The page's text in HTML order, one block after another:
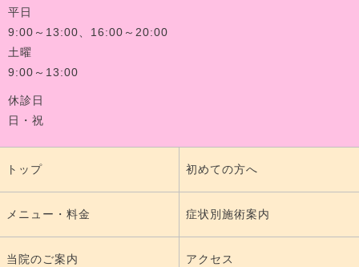
平日
9:00～13:00、16:00～20:00
土曜
9:00～13:00
休診日
日・祝
トップ 初めての方へ
メニュー・料金 症状別施術案内
当院のご案内 アクセス